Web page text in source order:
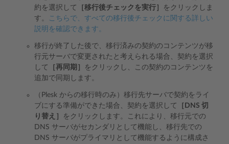
約を選択して
［移行後チェックを実行］
をクリックしま
す。
こちらで、すべての移行後チェックに関する詳しい
説明を確認できます。
移行が終了した後で、移行済みの契約のコンテンツが移
行元サーバで変更されたと考えられる場合、契約を選択
して
［再同期］
をクリックし、この契約のコンテンツを
追加で同期します。
（Plesk からの移行時のみ）移行先サーバで契約をライ
ブにする準備ができた場合、契約を選択して
［DNS 切
り替え］
をクリックします。これにより、移行元での
DNS サーバがセカンダリとして機能し、移行先での
DNS サーバがプライマリとして機能するように構成さ